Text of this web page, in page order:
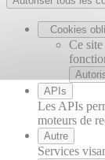
Cookies
Ce
APIs
Les APIs
moteurs de
Autre
Services